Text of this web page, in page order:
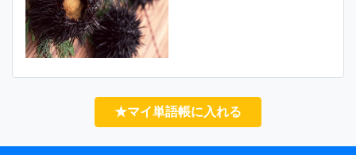
★マイ単語帳に入れる